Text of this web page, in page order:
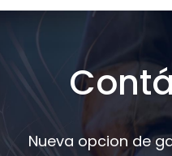
Nueva opcion de